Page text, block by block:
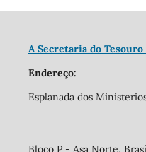
A Secretaria do Tesouro
Endereço:
Esplanada
CEP:
Bloco P - Asa Norte,